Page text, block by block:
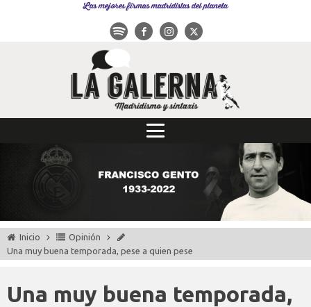
Las mejores firmas madridistas del planeta
Inicio
Opinión
Una muy buena temporada, pese a quien pese
Una muy buena temporada,